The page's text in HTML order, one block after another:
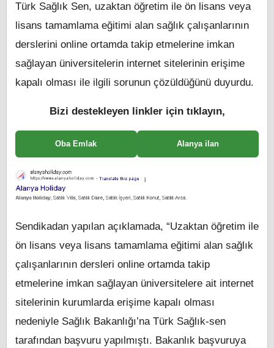
Türk Sağlık Sen, uzaktan öğretim ile ön lisans veya
lisans tamamlama eğitimi alan sağlık çalışanlarının
derslerini online ortamda takip etmelerine imkan
sağlayan üniversitelerin internet sitelerinin erişime
kapalı olması ile ilgili sorunun çözüldüğünü duyurdu.
Bizi destekleyen linkler için tıklayın,
Oba Emlak Alanya ilan
Sendikadan yapılan açıklamada, “Uzaktan öğretim ile
ön lisans veya lisans tamamlama eğitimi alan sağlık
çalışanlarının dersleri online ortamda takip
etmelerine imkan sağlayan üniversitelere ait internet
sitelerinin kurumlarda erişime kapalı olması
nedeniyle Sağlık Bakanlığı’na Türk Sağlık-sen
tarafından başvuru yapılmıştı. Bakanlık başvuruya